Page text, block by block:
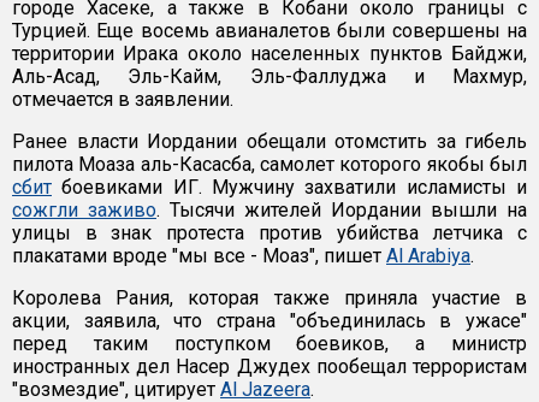
городе Хасеке, а также в Кобани около границы с
Турцией. Еще восемь авианалетов были совершены на
территории Ирака около населенных пунктов Байджи,
Аль-Асад, Эль-Кайм, Эль-Фаллуджа и Махмур,
отмечается в заявлении.
Ранее власти Иордании обещали отомстить за гибель
пилота Моаза аль-Касасба, самолет которого якобы был
сбит боевиками ИГ. Мужчину захватили исламисты и
сожгли заживо. Тысячи жителей Иордании вышли на
улицы в знак протеста против убийства летчика с
плакатами вроде "мы все - Моаз", пишет Al Arabiya.
Королева Рания, которая также приняла участие в
акции, заявила, что страна "объединилась в ужасе"
перед таким поступком боевиков, а министр
иностранных дел Насер Джудех пообещал террористам
"возмездие", цитирует Al Jazeera.